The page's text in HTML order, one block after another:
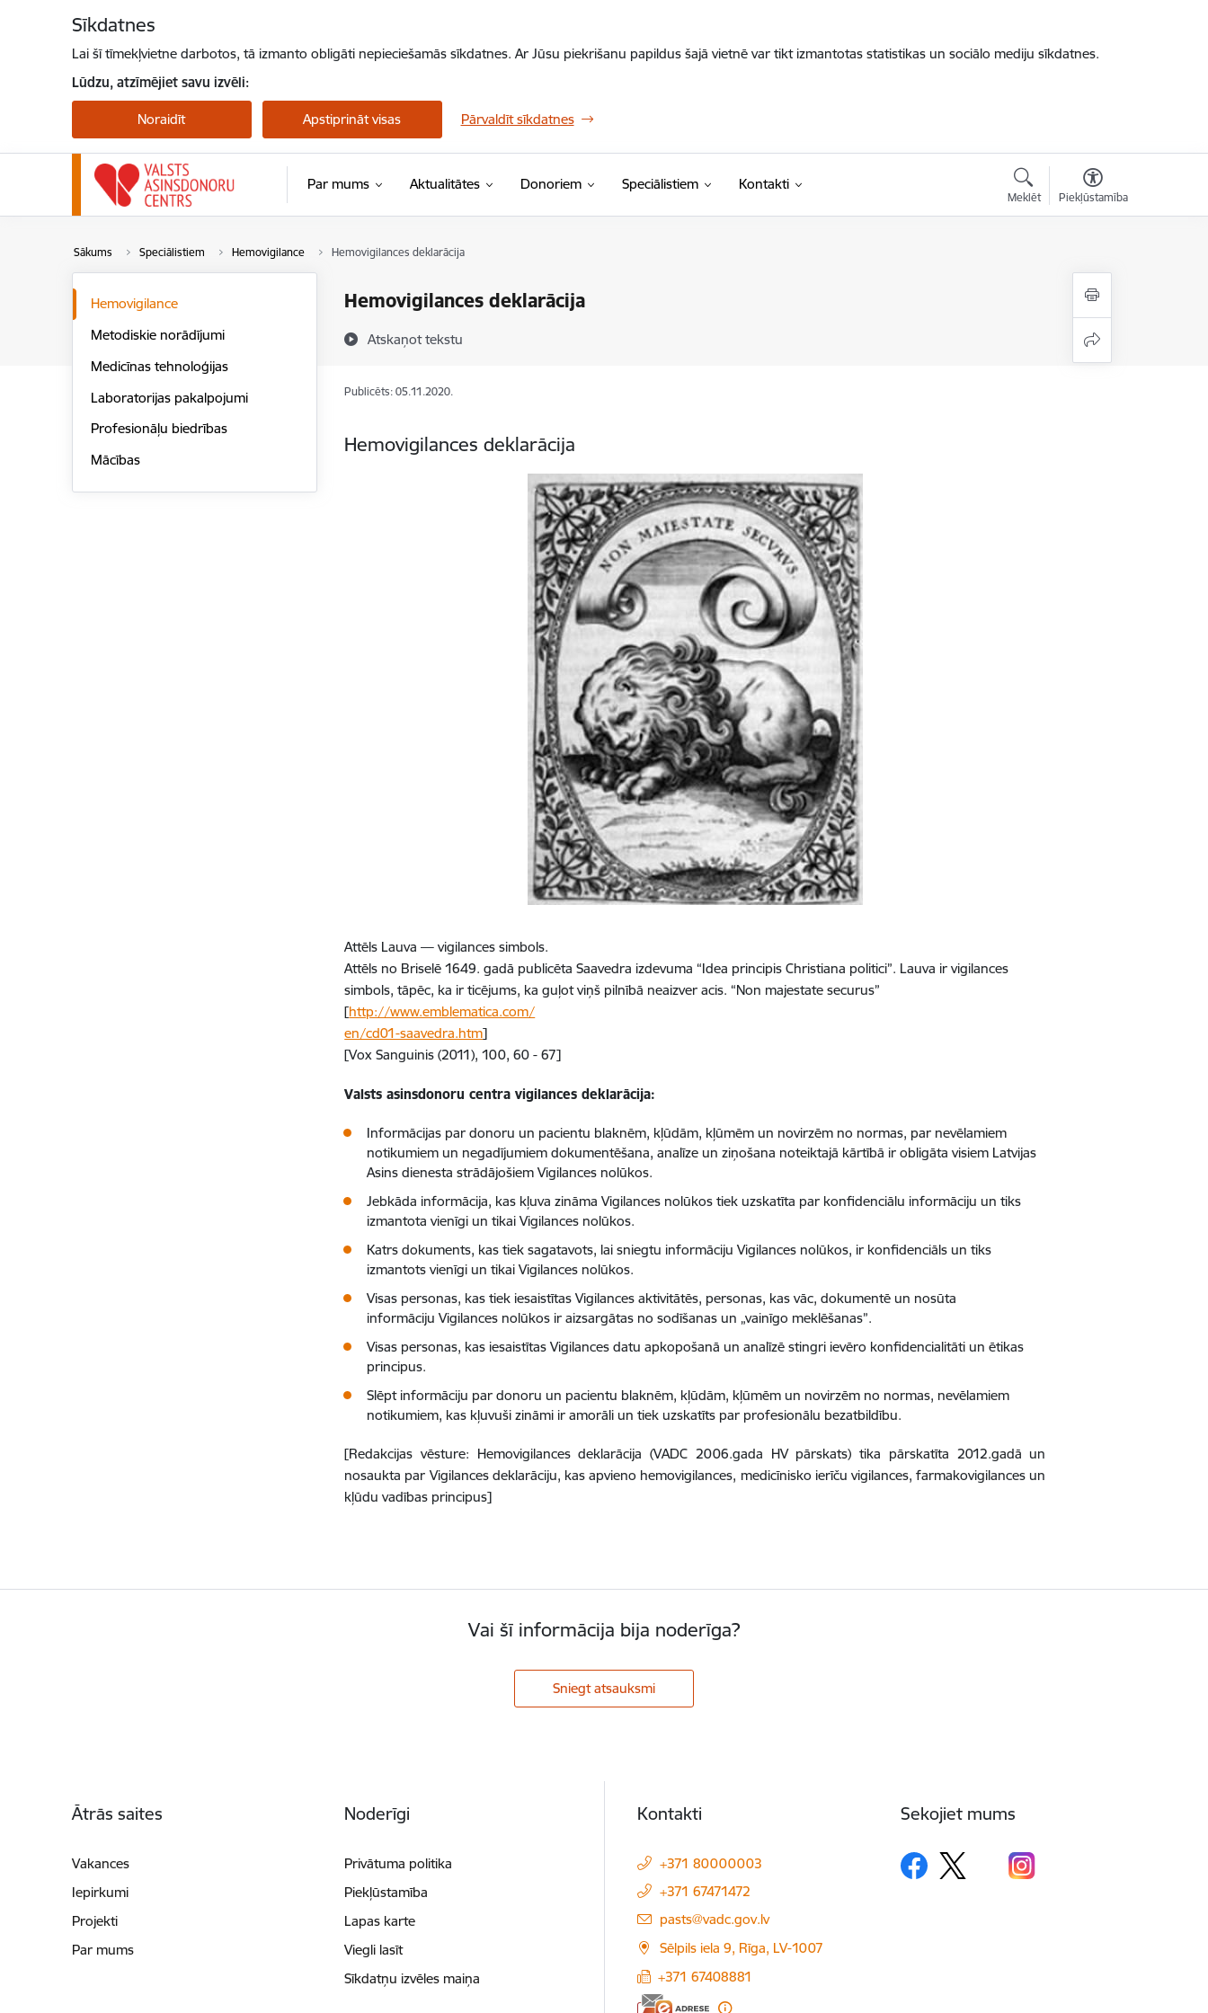
Sīkdatnes
Lai šī tīmekļvietne darbotos, tā izmanto obligāti nepieciešamās sīkdatnes. Ar Jūsu piekrišanu papildus šajā vietnē var tikt izmantotas statistikas un sociālo mediju sīkdatnes.
Lūdzu, atzīmējiet savu izvēli:
Noraidīt Apstiprināt visas Pārvaldīt sīkdatnes
Par mums Aktualitātes Donoriem Speciālistiem Kontakti
Meklēt Piekļūstamība
Sākums Speciālistiem Hemovigilance Hemovigilances deklarācija
Hemovigilances deklarācija
Atskaņot tekstu
Hemovigilance
Metodiskie norādījumi
Medicīnas tehnoloģijas
Laboratorijas pakalpojumi
Profesionāļu biedrības
Mācības
Publicēts: 05.11.2020.
Hemovigilances deklarācija
Attēls Lauva — vigilances simbols.
Attēls no Briselē 1649. gadā publicēta Saavedra izdevuma “Idea principis Christiana politici”. Lauva ir vigilances
simbols, tāpēc, ka ir ticējums, ka guļot viņš pilnībā neaizver acis. “Non majestate securus”
[http://www.emblematica.com/
en/cd01-saavedra.htm]
[Vox Sanguinis (2011), 100, 60 - 67]
Valsts asinsdonoru centra vigilances deklarācija:
Informācijas par donoru un pacientu blaknēm, kļūdām, kļūmēm un novirzēm no normas, par nevēlamiem
notikumiem un negadījumiem dokumentēšana, analīze un ziņošana noteiktajā kārtībā ir obligāta visiem Latvijas
Asins dienesta strādājošiem Vigilances nolūkos.
Jebkāda informācija, kas kļuva zināma Vigilances nolūkos tiek uzskatīta par konfidenciālu informāciju un tiks
izmantota vienīgi un tikai Vigilances nolūkos.
Katrs dokuments, kas tiek sagatavots, lai sniegtu informāciju Vigilances nolūkos, ir konfidenciāls un tiks
izmantots vienīgi un tikai Vigilances nolūkos.
Visas personas, kas tiek iesaistītas Vigilances aktivitātēs, personas, kas vāc, dokumentē un nosūta
informāciju Vigilances nolūkos ir aizsargātas no sodīšanas un „vainīgo meklēšanas”.
Visas personas, kas iesaistītas Vigilances datu apkopošanā un analīzē stingri ievēro konfidencialitāti un ētikas
principus.
Slēpt informāciju par donoru un pacientu blaknēm, kļūdām, kļūmēm un novirzēm no normas, nevēlamiem
notikumiem, kas kļuvuši zināmi ir amorāli un tiek uzskatīts par profesionālu bezatbildību.
[Redakcijas vēsture: Hemovigilances deklarācija (VADC 2006.gada HV pārskats) tika pārskatīta 2012.gadā un
nosaukta par Vigilances deklarāciju, kas apvieno hemovigilances, medicīnisko ierīču vigilances, farmakovigilances un
kļūdu vadības principus]
Vai šī informācija bija noderīga?
Sniegt atsauksmi
Ātrās saites
Vakances
Iepirkumi
Projekti
Par mums
Noderīgi
Privātuma politika
Piekļūstamība
Lapas karte
Viegli lasīt
Sīkdatņu izvēles maiņa
Kontakti
+371 80000003
+371 67471472
E-pasts:
pasts@vadc.gov.lv
Sēlpils iela 9, Rīga, LV-1007
+371 67408881
Sekojiet mums